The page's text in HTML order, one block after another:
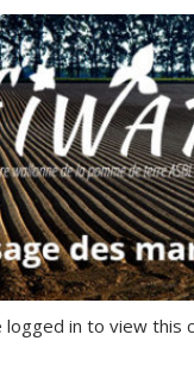
in to view this